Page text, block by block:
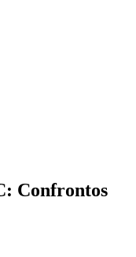
Confrontos